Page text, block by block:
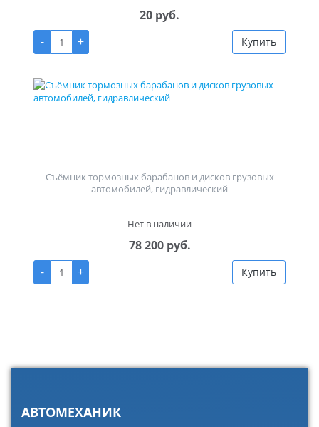
20 руб.
-
+ Купить
Съёмник тормозных барабанов и дисков грузовых
автомобилей, гидравлический
Нет в наличии
78 200 руб.
-
+ Купить
АВТОМЕХАНИК